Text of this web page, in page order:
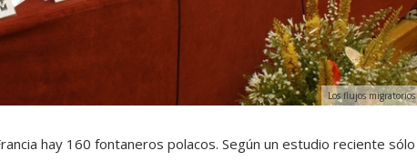
Los flujos migratorios
hay 160 fontaneros polacos. Según un estudio reciente sólo